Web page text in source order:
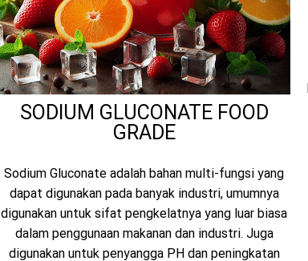
SODIUM GLUCONATE FOOD
GRADE
Sodium Gluconate adalah bahan multi-fungsi yang
dapat digunakan pada banyak industri, umumnya
digunakan untuk sifat pengkelatnya yang luar biasa
dalam penggunaan makanan dan industri. Juga
digunakan untuk penyangga PH dan peningkatan